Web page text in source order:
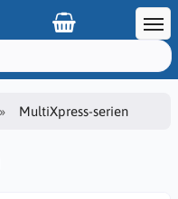
MultiXpress-serien